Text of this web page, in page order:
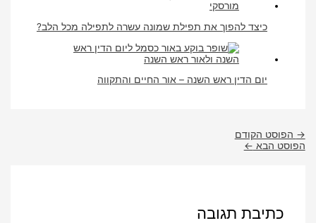
כיצד להפוך את תפילת שמונה עשרה לתפילה מכל הלב?
יום הדין ראש השנה – אור החיים והתקווה
→ הפוסט הקודם
הפוסט הבא ←
כתיבת תגובה